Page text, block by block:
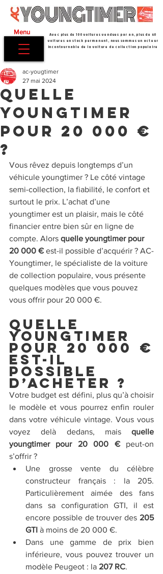
Menu
Avec plus de 100 voitures vendues par an, plus de 60
voitures en stock permanent, nous sommes un acteur
incontournable de la voiture de collection populaire
Quelle
youngtimer
pour 20 000 €
?
ac-yougtimer
27 mai 2024
Vous rêvez depuis longtemps d’un
véhicule youngtimer ? Le côté vintage
semi-collection, la fiabilité, le confort et
surtout le prix. L’achat d’une
youngtimer est un plaisir, mais le côté
financier entre bien sûr en ligne de
compte. Alors quelle youngtimer pour
20 000 € est-il possible d’acquérir ? AC-
Youngtimer, le spécialiste de la voiture
de collection populaire, vous présente
quelques modèles que vous pouvez
vous offrir pour 20 000 €.
Quelle
youngtimer
pour 20 000 €
est-il
possible
d’acheter ?
Votre budget est défini, plus qu’à choisir
le modèle et vous pourrez enfin rouler
dans votre véhicule vintage. Vous vous
voyez delà dedans, mais quelle
youngtimer pour 20 000 € peut-on
s’offrir ?
Une grosse vente du célèbre
constructeur français : la 205.
Particulièrement aimée des fans
dans sa configuration GTI, il est
encore possible de trouver des 205
GTI à moins de 20 000 €.
Dans une gamme de prix bien
inférieure, vous pouvez trouver un
modèle Peugeot : la 207 RC.